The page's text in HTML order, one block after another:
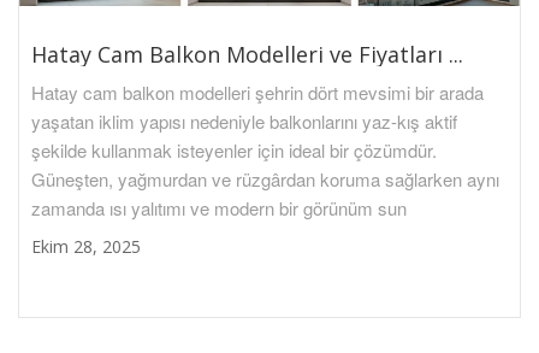
Hatay Cam Balkon Modelleri ve Fiyatları ...
Hatay cam balkon modelleri şehrin dört mevsimi bir arada
yaşatan iklim yapısı nedeniyle balkonlarını yaz-kış aktif
şekilde kullanmak isteyenler için ideal bir çözümdür.
Güneşten, yağmurdan ve rüzgârdan koruma sağlarken aynı
zamanda ısı yalıtımı ve modern bir görünüm sun
Ekim 28, 2025